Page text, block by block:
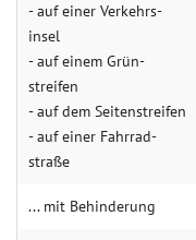
- auf einer Ver­kehrs­
insel
- auf einem Grün­
streifen
- auf dem Seiten­streifen
- auf einer Fahr­rad­
straße
... mit Behin­derung